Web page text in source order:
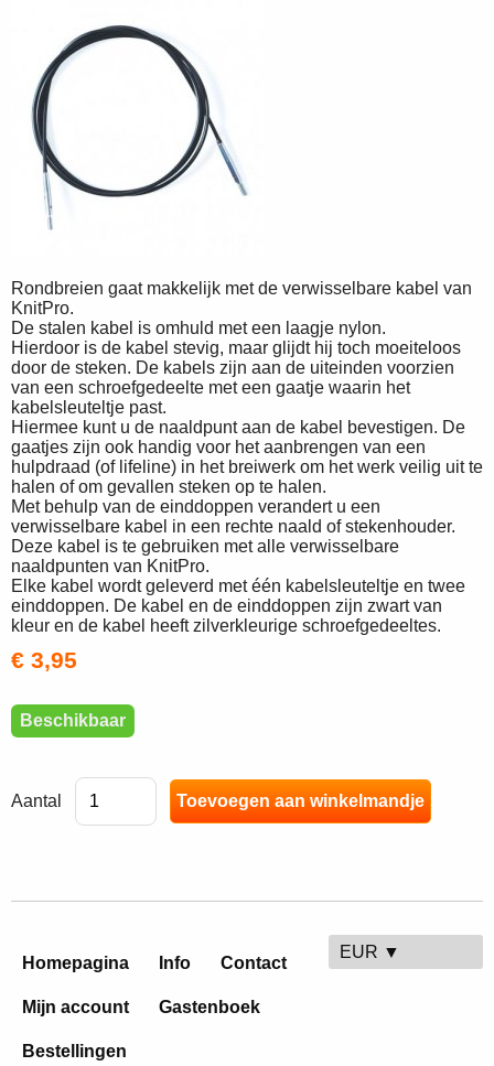
Rondbreien gaat makkelijk met de verwisselbare kabel van
KnitPro.
De stalen kabel is omhuld met een laagje nylon.
Hierdoor is de kabel stevig, maar glijdt hij toch moeiteloos
door de steken. De kabels zijn aan de uiteinden voorzien
van een schroefgedeelte met een gaatje waarin het
kabelsleuteltje past.
Hiermee kunt u de naaldpunt aan de kabel bevestigen. De
gaatjes zijn ook handig voor het aanbrengen van een
hulpdraad (of lifeline) in het breiwerk om het werk veilig uit te
halen of om gevallen steken op te halen.
Met behulp van de einddoppen verandert u een
verwisselbare kabel in een rechte naald of stekenhouder.
Deze kabel is te gebruiken met alle verwisselbare
naaldpunten van KnitPro.
Elke kabel wordt geleverd met één kabelsleuteltje en twee
einddoppen. De kabel en de einddoppen zijn zwart van
kleur en de kabel heeft zilverkleurige schroefgedeeltes.
€ 3,95
Beschikbaar
Aantal
Homepagina Info Contact
Mijn account Gastenboek
Bestellingen
EUR ▼